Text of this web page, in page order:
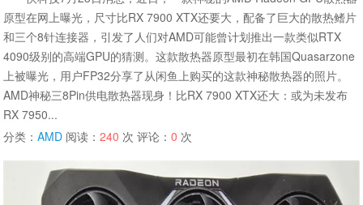
原型在网上曝光，尺寸比RX 7900 XTX还要大，配备了巨大的散热鳍片
和三个8针连接器，引发了人们对AMD可能曾计划推出一款类似RTX
4090级别的高端GPU的猜测。这款散热器原型最初在韩国Quasarzone
上被曝光，用户FP32分享了从闲鱼上购买的这款神秘散热器的照片。
AMD神秘三8Pin供电散热器现身！比RX 7900 XTX还大：或为未发布
RX 7950...
分类：AMD 阅读：240 次 评论：0 次